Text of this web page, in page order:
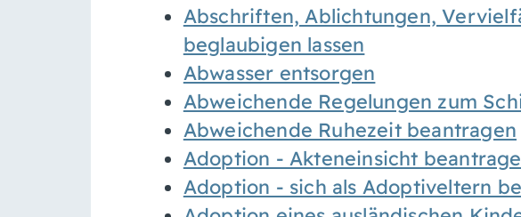
Abschriften, Ablichtungen,
beglaubigen lassen
Abwasser entsorgen
Abweichende Regelungen zum
Abweichende Ruhezeit beantragen
Adoption - Akteneinsicht
Adoption - sich als Adoptiveltern